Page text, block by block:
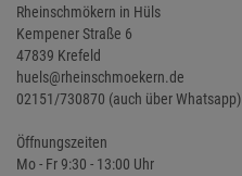
Rheinschmökern in Hüls
Kempener Straße 6
47839 Krefeld
huels@rheinschmoekern.de
02151/730870 (auch über Whatsapp)
Öffnungszeiten
Mo - Fr 9:30 - 13:00 Uhr